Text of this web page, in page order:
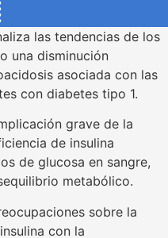
las tendencias de los
una disminución
asociada con las
con diabetes tipo 1.
grave de la
de insulina
de glucosa en sangre,
metabólico.
sobre la
con la